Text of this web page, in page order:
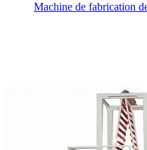
Machine de fabrication